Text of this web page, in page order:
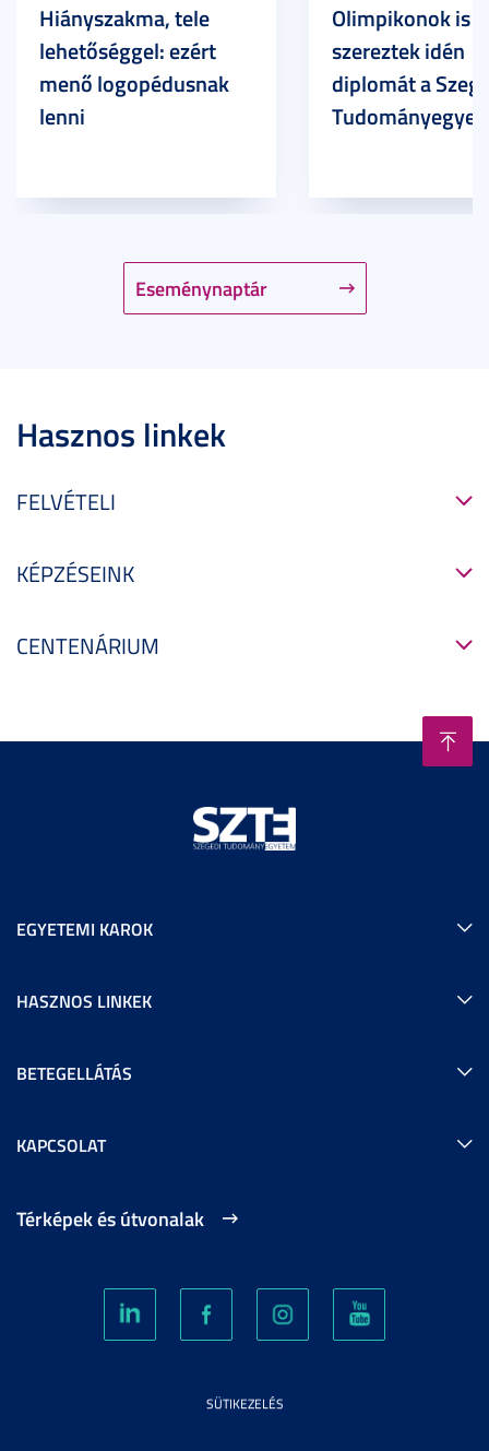
Eseménynaptár
Hiányszakma, tele
lehetőséggel: ezért
menő logopédusnak
lenni
Olimpikonok is
szereztek idén
diplomát a
Hasznos linkek
FELVÉTELI
KÉPZÉSEINK
CENTENÁRIUM
EGYETEMI KAROK
HASZNOS LINKEK
BETEGELLÁTÁS
KAPCSOLAT
Térképek és útvonalak
SÜTIKEZELÉS